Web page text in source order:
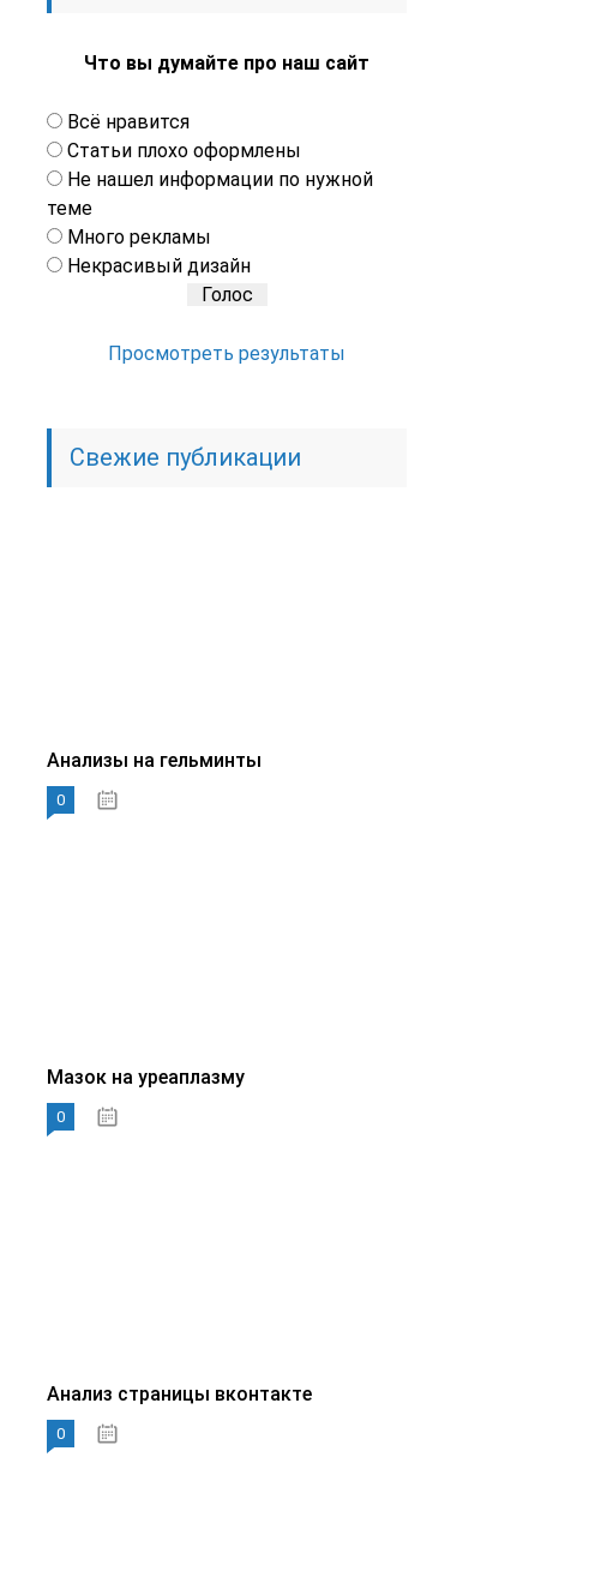
Что вы думайте про наш сайт
Всё нравится
Статьи плохо оформлены
Не нашел информации по нужной
теме
Много рекламы
Некрасивый дизайн
Просмотреть результаты
Свежие публикации
Анализы на гельминты
0
Мазок на уреаплазму
0
Анализ страницы вконтакте
0